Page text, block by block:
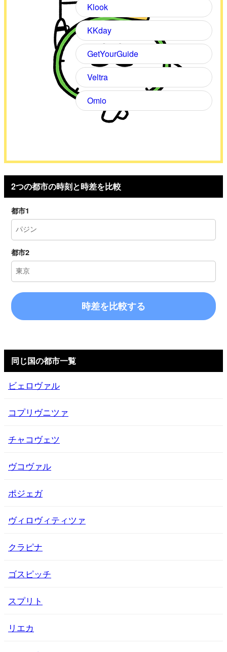
Klook
KKday
GetYourGuide
Veltra
Omio
2つの都市の時刻と時差を比較
都市1
都市2
時差を比較する
同じ国の都市一覧
ビェロヴァル
コプリヴニツァ
チャコヴェツ
ヴコヴァル
ポジェガ
ヴィロヴィティツァ
クラピナ
ゴスピッチ
スプリト
リエカ